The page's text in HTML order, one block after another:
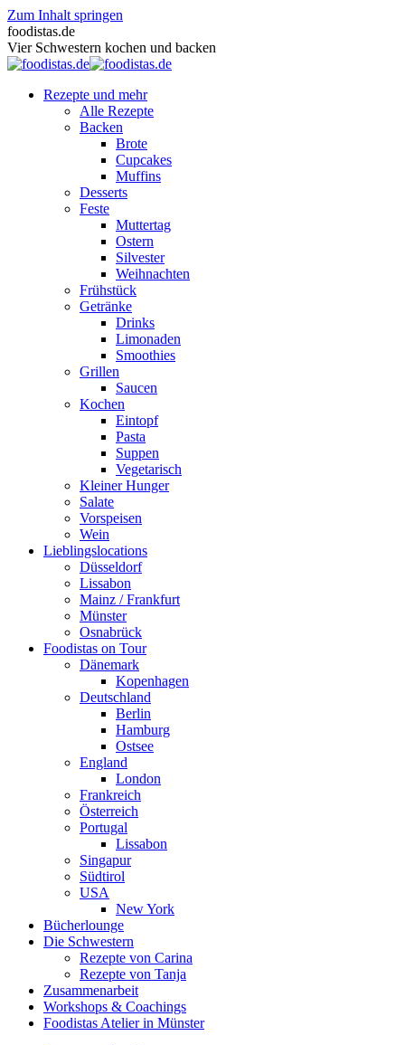
Zum Inhalt springen
foodistas.de
Vier Schwestern kochen und backen
Rezepte und mehr
Alle Rezepte
Backen
Brote
Cupcakes
Muffins
Desserts
Feste
Muttertag
Ostern
Silvester
Weihnachten
Frühstück
Getränke
Drinks
Limonaden
Smoothies
Grillen
Saucen
Kochen
Eintopf
Pasta
Suppen
Vegetarisch
Kleiner Hunger
Salate
Vorspeisen
Wein
Lieblingslocations
Düsseldorf
Lissabon
Mainz / Frankfurt
Münster
Osnabrück
Foodistas on Tour
Dänemark
Kopenhagen
Deutschland
Berlin
Hamburg
Ostsee
England
London
Frankreich
Österreich
Portugal
Lissabon
Singapur
Südtirol
USA
New York
Bücherlounge
Die Schwestern
Rezepte von Carina
Rezepte von Tanja
Zusammenarbeit
Workshops & Coachings
Foodistas Atelier in Münster